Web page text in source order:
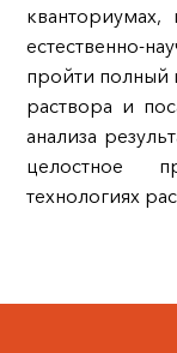
пройти полный
раствора и
анализа
целостное
технологиях